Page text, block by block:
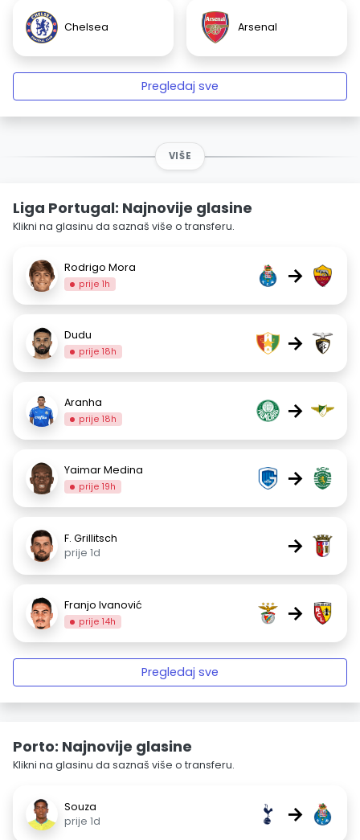
Chelsea Arsenal
Pregledaj sve
VIŠE
Liga Portugal: Najnovije glasine
Klikni na glasinu da saznaš više o transferu.
Rodrigo Mora
prije 1h →
Dudu
prije 18h →
Aranha
prije 18h →
Yaimar Medina
prije 19h →
F. Grillitsch
prije 1d
→
Franjo Ivanović
prije 14h →
Pregledaj sve
Porto: Najnovije glasine
Klikni na glasinu da saznaš više o transferu.
Souza
prije 1d
→